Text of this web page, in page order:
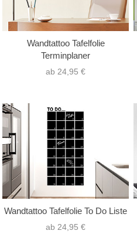
Wandtattoo Tafelfolie
Terminplaner
ab 24,95 €
Wandtattoo Tafelfolie To Do Liste
ab 24,95 €